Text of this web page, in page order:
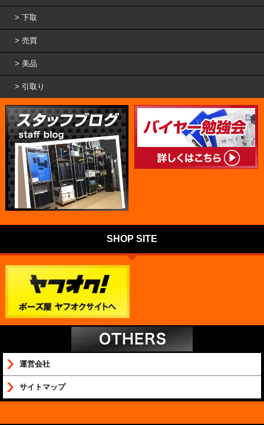
下取
売買
美品
引取り
SHOP SITE
運営会社
サイトマップ